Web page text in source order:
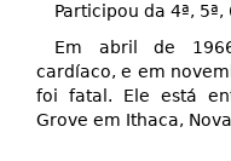
Participou da 4ª,
Em abril de
cardíaco, e em
foi fatal. Ele está
Grove em Ithaca,